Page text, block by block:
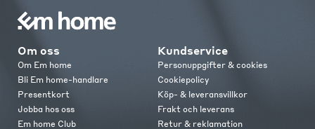
Om oss
Om Em home
Bli Em home-handlare
Presentkort
Jobba hos oss
Em home Club
Kundservice
Personuppgifter & cookies
Cookiepolicy
Köp- & leveransvillkor
Frakt och leverans
Retur & reklamation